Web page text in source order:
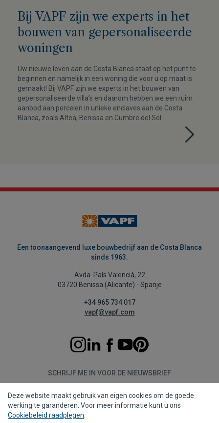
Bij VAPF zijn we experts in het
bouwen van gepersonaliseerde
woningen
Uw nieuwe leven aan de Costa Blanca staat op het punt te
beginnen en namelijk in een woning die voor u op maat is
gemaakt! Bij VAPF zijn we experts in het bouwen van
gepersonaliseerde villa’s en daarom hebben we een ruim
aanbod aan percelen in unieke enclaves aan de Costa
Blanca, zoals Altea, Benissa en Cumbre del Sol.
Een toonaangevend luxe bouwbedrijf aan de Costa Blanca
sinds 1963.
Avda. País Valencià, 22
03720 Benissa (Alicante) - Spanje
+34 965 734 017
vapf@vapf.com
SCHRIJF ME IN VOOR DE NIEUWSBRIEF
Aanmelden
Deze website maakt gebruik van eigen cookies om de goede
werking te garanderen. Voor meer informatie kunt u ons
Cookiebeleid raadplegen